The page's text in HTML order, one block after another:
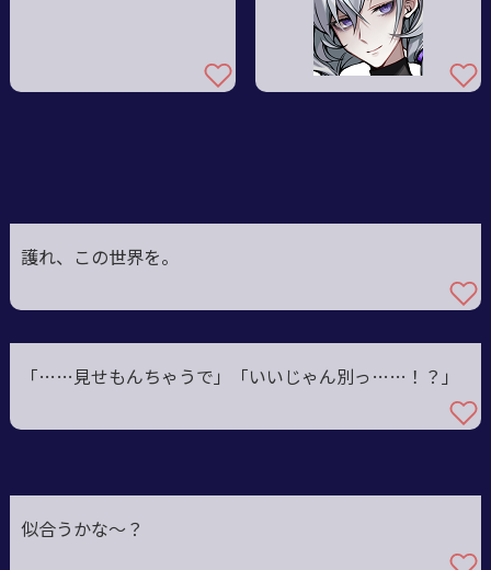
護れ、この世界を。
「……見せもんちゃうで」「いいじゃん別っ ……！？」
似合うかな〜？